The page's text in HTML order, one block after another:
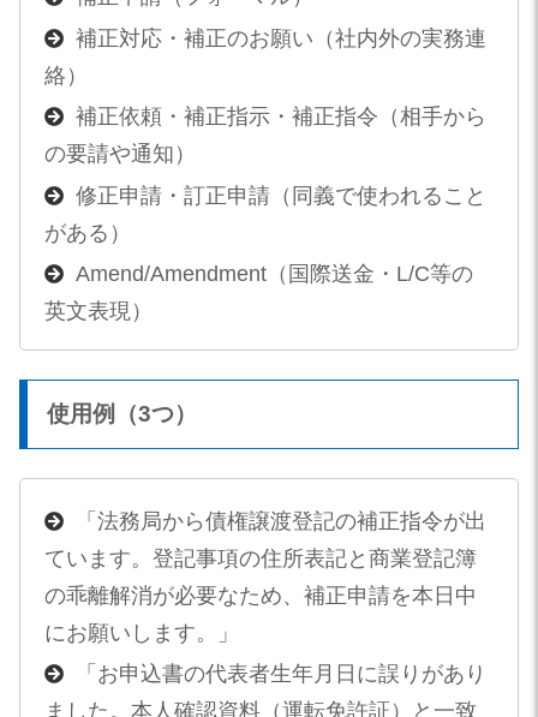
補正対応・補正のお願い（社内外の実務連
絡）
補正依頼・補正指示・補正指令（相手から
の要請や通知）
修正申請・訂正申請（同義で使われること
がある）
Amend/Amendment（国際送金・L/C等の
英文表現）
使用例（3つ）
「法務局から債権譲渡登記の補正指令が出
ています。登記事項の住所表記と商業登記簿
の乖離解消が必要なため、補正申請を本日中
にお願いします。」
「お申込書の代表者生年月日に誤りがあり
ました。本人確認資料（運転免許証）と一致